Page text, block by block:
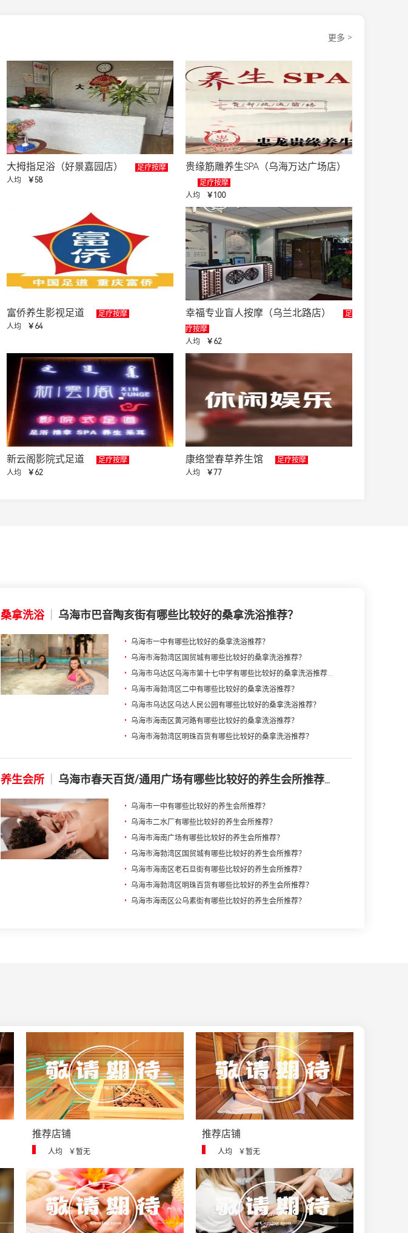
更多 >
大拇指足浴（好景嘉园店）
足疗按摩
人均
￥58
贵缘筋雕养生SPA（乌海万达广场店）
足疗按摩
人均
￥100
富侨养生影视足道
足疗按摩
人均
￥64
幸福专业盲人按摩（乌兰北路店）
足
疗按摩
人均
￥62
新云阁影院式足道
足疗按摩
人均
￥62
康络堂春草养生馆
足疗按摩
人均
￥77
桑拿洗浴 乌海市巴音陶亥街有哪些比较好的桑拿洗浴推荐？
• 乌海市一中有哪些比较好的桑拿洗浴推荐？
• 乌海市海勃湾区国贸城有哪些比较好的桑拿洗浴推荐？
• 乌海市乌达区乌海市第十七中学有哪些比较好的桑拿洗浴推荐...
• 乌海市海勃湾区二中有哪些比较好的桑拿洗浴推荐？
• 乌海市乌达区乌达人民公园有哪些比较好的桑拿洗浴推荐？
• 乌海市海南区黄河路有哪些比较好的桑拿洗浴推荐？
• 乌海市海勃湾区明珠百货有哪些比较好的桑拿洗浴推荐？
养生会所 乌海市春天百货/通用广场有哪些比较好的养生会所推荐...
• 乌海市一中有哪些比较好的养生会所推荐？
• 乌海市二水厂有哪些比较好的养生会所推荐？
• 乌海市海南广场有哪些比较好的养生会所推荐？
• 乌海市海勃湾区国贸城有哪些比较好的养生会所推荐？
• 乌海市海南区老石旦街有哪些比较好的养生会所推荐？
• 乌海市海勃湾区明珠百货有哪些比较好的养生会所推荐？
• 乌海市海南区公乌素街有哪些比较好的养生会所推荐？
推荐店铺
人均 ￥暂无
推荐店铺
人均 ￥暂无